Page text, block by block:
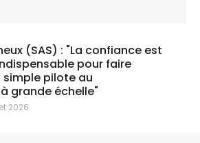
(SAS) : "La confiance est
pour faire
simple pilote au
grande échelle"
2026